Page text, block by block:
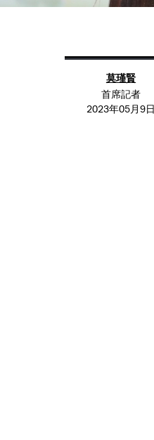
莫瑾賢
首席記者
2023年05月9日